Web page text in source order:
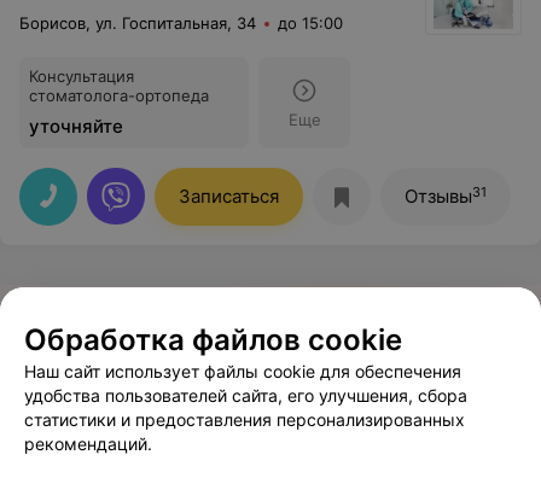
Борисов, ул. Госпитальная, 34 до 15:00
Консультация
стоматолога-ортопеда
уточняйте Еще
Записаться Отзывы31
ЭФФЕКТИВНАЯ РЕКЛАМА НА САЙТЕ
Обработка файлов cookie
Наш сайт использует файлы cookie для обеспечения
удобства пользователей сайта, его улучшения, сбора
статистики и предоставления персонализированных
рекомендаций.